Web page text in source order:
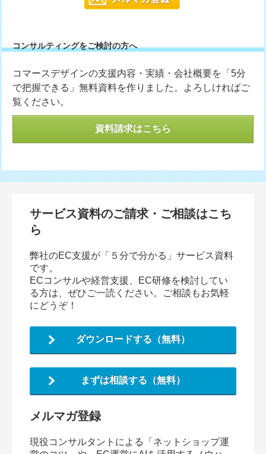
コンサルティングをご検討の方へ
コマースデザインの支援内容・実績・会社概要を「5分
で把握できる」無料資料を作りました。よろしければご
覧ください。
資料請求はこちら
サービス資料のご請求・ご相談はこち
ら
弊社のEC支援が「５分で分かる」サービス資料
です。
ECコンサルや経営支援、EC研修を検討してい
る方は、ぜひご一読ください。ご相談もお気軽
にどうぞ！
ダウンロードする（無料）
まずは相談する（無料）
メルマガ登録
現役コンサルタントによる「ネットショップ運